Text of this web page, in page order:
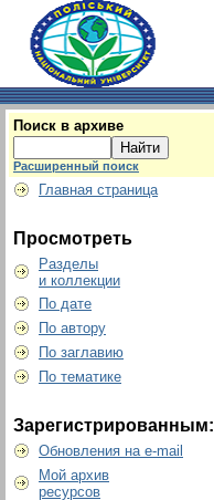
Поиск в архиве
Расширенный поиск
Главная страница
Просмотреть
Разделы
и коллекции
По дате
По автору
По заглавию
По тематике
Зарегистрированным:
Обновления на e-mail
Мой архив
ресурсов